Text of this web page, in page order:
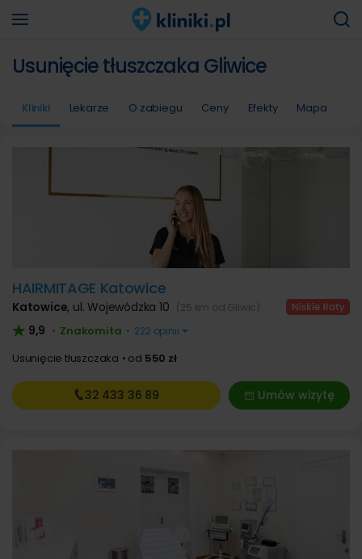
Usunięcie tłuszczaka Gliwice
Kliniki Lekarze O zabiegu Ceny Efekty Mapa
HAIRMITAGE Katowice
Katowice, ul. Wojewódzka 10 (25 km od Gliwic)
9,9 • Znakomita • 222 opinii
Usunięcie tłuszczaka od 550 zł
Umów wizytę
32 433 36 89